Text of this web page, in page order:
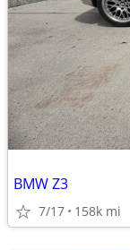
BMW Z3
7/17 158k mi